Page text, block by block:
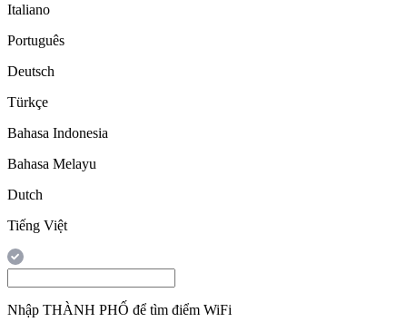
Italiano
Português
Deutsch
Türkçe
Bahasa Indonesia
Bahasa Melayu
Dutch
Tiếng Việt
Nhập THÀNH PHỐ để tìm điểm WiFi